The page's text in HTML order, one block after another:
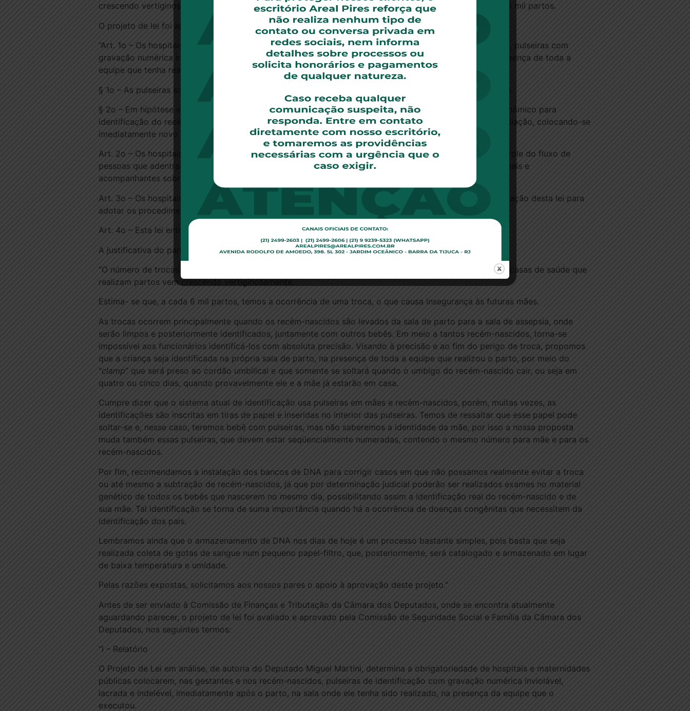
crescendo vertiginosamente. A título de ilustração, alega o parlamentar que uma troca acontece a cada 6 mil partos.
O projeto de lei foi apresentado nos seguintes termos:
“Art. 1o – Os hospitais e as maternidades públicas ficam obrigados a colocar, no recém-nascido e na mãe, pulseiras com
gravação numérica inviolável, lacrada e indelével, imediatamente após o parto, na sala do parto e na presença de toda a
equipe que tenha realizado o parto.
§ 1o – As pulseiras somente poderão ser retiradas após mãe e filho deixarem o hospital ou a maternidade.
§ 2o – Em hipótese excepcional de falha dos procedimentos acima e se não houver outro meio mais econômico para
identificação do recém-nascido, realizar-se-á o exame do DNA, limitado às pessoas afetas à dúvida da filiação, colocando-se
imediatamente novo par de pulseiras na mãe e no recém- nascido.
Art. 2o – Os hospitais e as maternidades públicas ficam obrigados a adotar identificação rigorosa e controle do fluxo de
pessoas que adentram suas dependências, pela apresentação a seus funcionários, bem como alertar os pais e
acompanhantes sobre as normas internas e os procedimentos de segurança.
Art. 3o – Os hospitais e as maternidades públicas terão o prazo de dois anos contados da data da publicação desta lei para
adotar os procedimentos nela previstos.
Art. 4o – Esta lei entra em vigor na data de sua publicação.”
A justificativa do parlamentar para o projeto de lei é a seguinte:
“O número de trocas e subtrações de recém- nascidos em hospitais públicos e privados, maternidades e casas de saúde que
realizam partos vem crescendo vertiginosamente.
Estima- se que, a cada 6 mil partos, temos a ocorrência de uma troca, o que causa insegurança às futuras mães.
As trocas ocorrem principalmente quando os recém-nascidos são levados da sala de parto para a sala de assepsia, onde
serão limpos e posteriormente identificados, juntamente com outros bebês. Em meio a tantos recém-nascidos, torna-se
impossível aos funcionários identificá-los com absoluta precisão. Visando à precisão e ao fim do perigo de troca, propomos
que a criança seja identificada na própria sala de parto, na presença de toda a equipe que realizou o parto, por meio do
“clamp” que será preso ao cordão umbilical e que somente se soltará quando o umbigo do recém-nascido cair, ou seja em
quatro ou cinco dias, quando provavelmente ele e a mãe já estarão em casa.
Cumpre dizer que o sistema atual de identificação usa pulseiras em mães e recém-nascidos, porém, muitas vezes, as
identificações são inscritas em tiras de papel e inseridas no interior das pulseiras. Temos de ressaltar que esse papel pode
soltar-se e, nesse caso, teremos bebê com pulseiras, mas não saberemos a identidade da mãe, por isso a nossa proposta
muda também essas pulseiras, que devem estar seqüencialmente numeradas, contendo o mesmo número para mãe e para os
recém-nascidos.
Por fim, recomendamos a instalação dos bancos de DNA para corrigir casos em que não possamos realmente evitar a troca
ou até mesmo a subtração de recém-nascidos, já que por determinação judicial poderão ser realizados exames no material
genético de todos os bebês que nascerem no mesmo dia, possibilitando assim a identificação real do recém-nascido e de
sua mãe. Tal identificação se torna de suma importância quando há a ocorrência de doenças congênitas que necessitem da
identificação dos pais.
Lembramos ainda que o armazenamento de DNA nos dias de hoje é um processo bastante simples, pois basta que seja
realizada coleta de gotas de sangue num pequeno papel-filtro, que, posteriormente, será catalogado e armazenado em lugar
de baixa temperatura e umidade.
Pelas razões expostas, solicitamos aos nossos pares o apoio à aprovação deste projeto.”
Antes de ser enviado à Comissão de Finanças e Tributação da Câmara dos Deputados, onde se encontra atualmente
aguardando parecer, o projeto de lei foi avaliado e aprovado pela Comissão de Seguridade Social e Família da Câmara dos
Deputados, nos seguintes termos:
“I – Relatório
O Projeto de Lei em análise, de autoria do Deputado Miguel Martini, determina a obrigatoriedade de hospitais e maternidades
públicas colocarem, nas gestantes e nos recém-nascidos, pulseiras de identificação com gravação numérica inviolável,
lacrada e indelével, imediatamente após o parto, na sala onde ele tenha sido realizado, na presença da equipe que o
executou.